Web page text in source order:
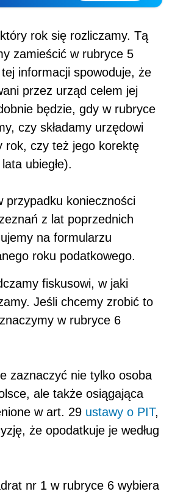
rok się rozliczamy. Tą
zamieścić w rubryce 5
informacji spowoduje, że
przez urząd celem jej
będzie, gdy w rubryce
czy składamy urzędowi
rok, czy też jego korektę
ubiegłe).
przypadku konieczności
z lat poprzednich
na formularzu
roku podatkowego.
fiskusowi, w jaki
Jeśli chcemy zrobić to
w rubryce 6
zaznaczyć nie tylko osoba
ale także osiągająca
w art. 29 ustawy o PIT,
że opodatkuje je według
nr 1 w rubryce 6 wybiera